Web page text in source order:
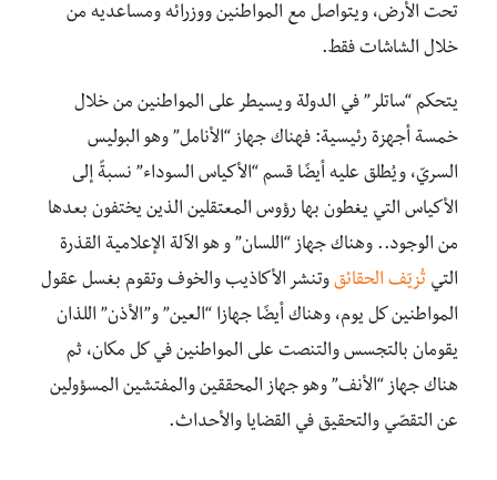
تحت الأرض، ويتواصل مع المواطنين ووزرائه ومساعديه من
خلال الشاشات فقط.
يتحكم “ساتلر” في الدولة ويسيطر على المواطنين من خلال
خمسة أجهزة رئيسية: فهناك جهاز “الأنامل” وهو البوليس
السريّ، ويُطلق عليه أيضًا قسم “الأكياس السوداء” نسبةً إلى
الأكياس التي يغطون بها رؤوس المعتقلين الذين يختفون بعدها
من الوجود.. وهناك جهاز “اللسان” و هو الآلة الإعلامية القذرة
التي تُزيّف الحقائق وتنشر الأكاذيب والخوف وتقوم بغسل عقول
المواطنين كل يوم، وهناك أيضًا جهازا “العين” و”الأذن” اللذان
يقومان بالتجسس والتنصت على المواطنين في كل مكان، ثم
هناك جهاز “الأنف” وهو جهاز المحققين والمفتشين المسؤولين
عن التقصّي والتحقيق في القضايا والأحداث.